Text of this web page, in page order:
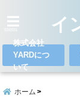
イ
株式会社
YARDにつ
いて
ホーム